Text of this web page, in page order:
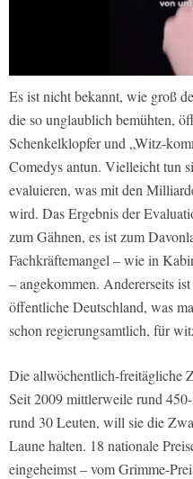
Es ist nicht bekannt, wie groß
die so unglaublich bemühten,
Schenkelklopfer und „Witz-
Comedys antun. Vielleicht tun
evaluieren, was mit den
wird. Das Ergebnis der
zum Gähnen, es ist zum
Fachkräftemangel – wie in
– angekommen. Andererseits
öffentliche Deutschland, was
schon regierungsamtlich, für
Die allwöchentlich-freitägliche
Seit 2009 mittlerweile rund
rund 30 Leuten, will sie die
Laune halten. 18 nationale
eingeheimst – vom Grimme-